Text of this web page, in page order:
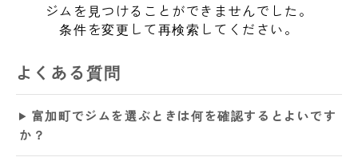
ジムを見つけることができませんでした。
条件を変更して再検索してください。
よくある質問
富加町でジムを選ぶときは何を確認するとよいです
か？